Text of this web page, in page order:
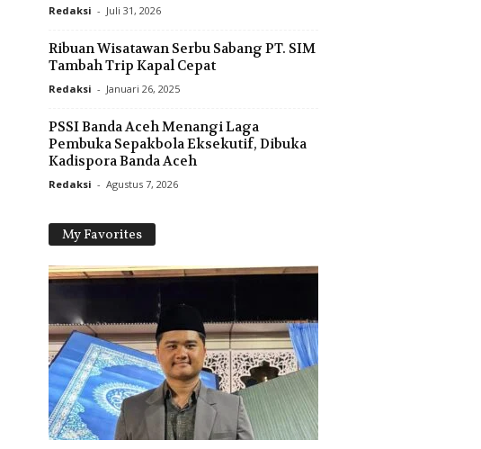
Redaksi - Juli 31, 2026
Ribuan Wisatawan Serbu Sabang PT. SIM
Tambah Trip Kapal Cepat
Redaksi - Januari 26, 2025
PSSI Banda Aceh Menangi Laga
Pembuka Sepakbola Eksekutif, Dibuka
Kadispora Banda Aceh
Redaksi - Agustus 7, 2026
My Favorites